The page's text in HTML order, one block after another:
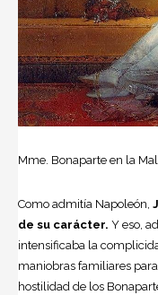
Mme. Bonaparte en la
Como admitía Napoleón,
de su carácter. Y eso,
intensificaba la
maniobras familiares
hostilidad de los